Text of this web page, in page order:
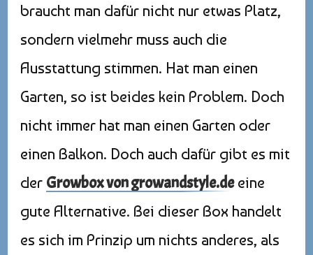
braucht man dafür nicht nur etwas Platz,
sondern vielmehr muss auch die
Ausstattung stimmen. Hat man einen
Garten, so ist beides kein Problem. Doch
nicht immer hat man einen Garten oder
einen Balkon. Doch auch dafür gibt es mit
der Growbox von growandstyle.deeine
gute Alternative. Bei dieser Box handelt
es sich im Prinzip um nichts anderes, als